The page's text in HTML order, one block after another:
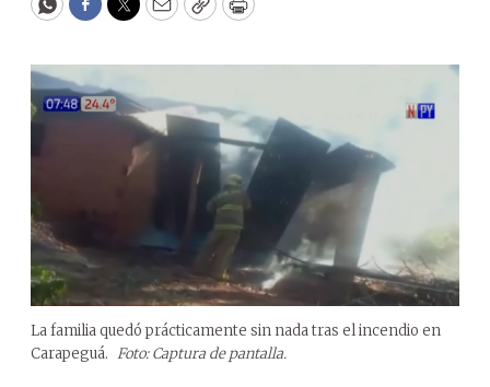
WhatsApp
Facebook
Twitter
EmailCopyPrint
La familia quedó prácticamente sin nada tras el incendio en
Carapeguá. Foto: Captura de pantalla.